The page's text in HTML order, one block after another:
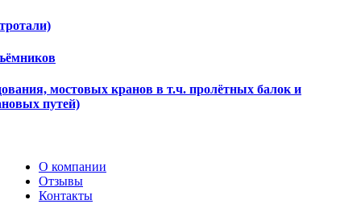
мостовых кранов в т.ч. пролётных балок и
путей)
О компании
Отзывы
Контакты